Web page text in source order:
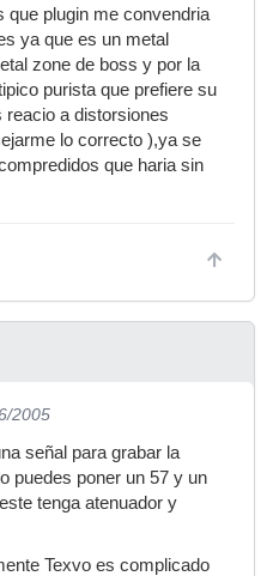
que plugin me convendria
ya que es un metal
zone de boss y por la
purista que prefiere su
a distorsiones
lo correcto ),ya se
que haria sin
2005
señal para grabar la
puedes poner un 57 y un
tenga atenuador y
Texvo es complicado